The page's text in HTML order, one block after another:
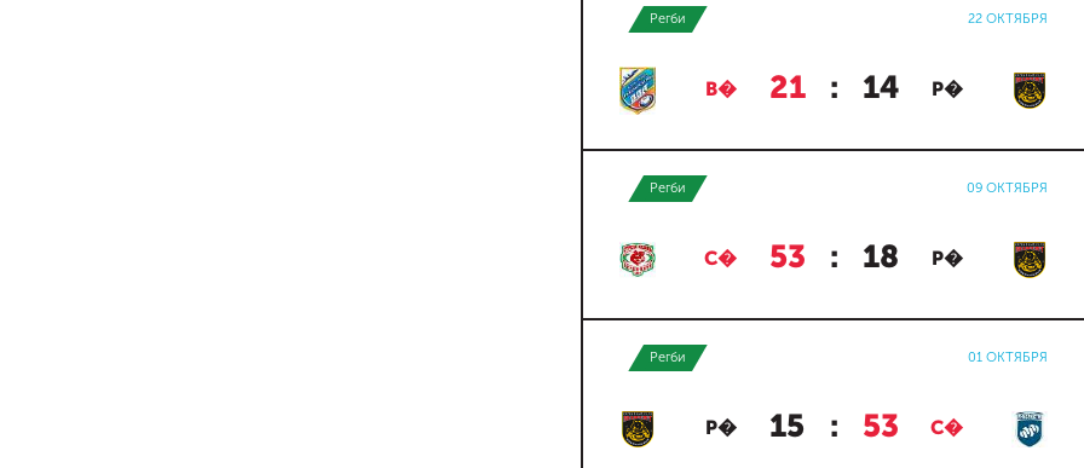
Регби 22 ОКТЯБРЯ
В� 21 : 14 Р�
Регби 09 ОКТЯБРЯ
С� 53 : 18 Р�
Регби 01 ОКТЯБРЯ
Р� 15 : 53 С�